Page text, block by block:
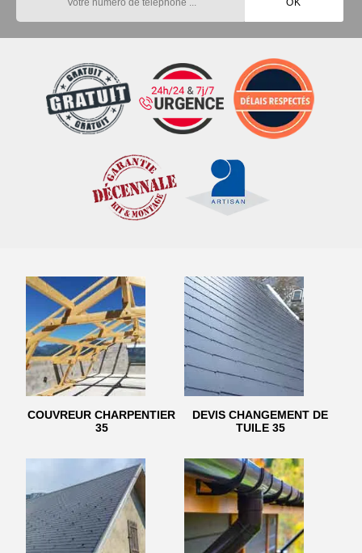
COUVREUR CHARPENTIER
35
DEVIS CHANGEMENT DE
TUILE 35